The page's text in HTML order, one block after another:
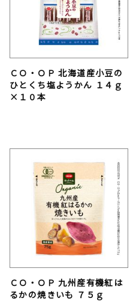
ＣＯ・ＯＰ 北海道産小豆の
ひとくち塩ようかん １４ｇ
×１０本
ＣＯ・ＯＰ 九州産有機紅は
るかの焼きいも ７５ｇ